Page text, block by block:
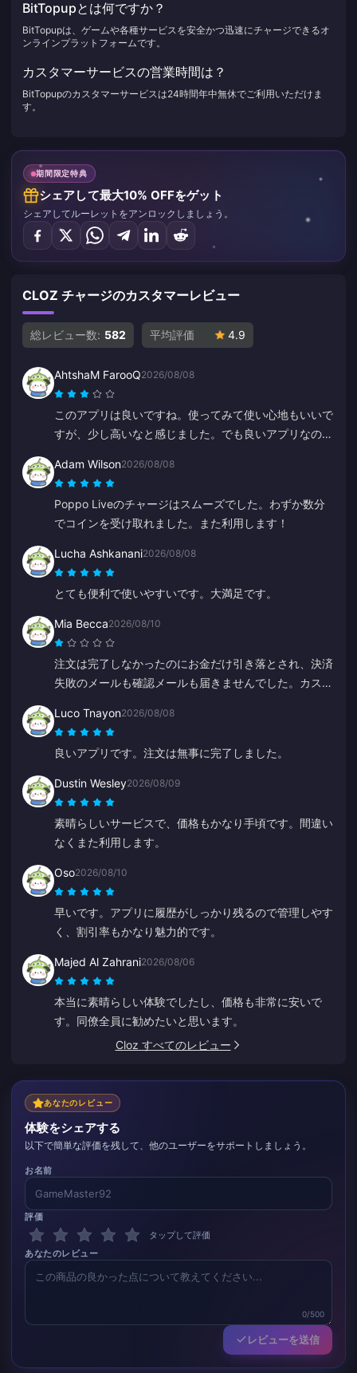
BitTopupとは何ですか？
BitTopupは、ゲームや各種サービスを安全かつ迅速にチャージできるオ
ンラインプラットフォームです。
カスタマーサービスの営業時間は？
BitTopupのカスタマーサービスは24時間年中無休でご利用いただけま
す。
期間限定特典
シェアして最大10% OFFをゲット
シェアしてルーレットをアンロックしましょう。
CLOZ チャージのカスタマーレビュー
総レビュー数: 582 平均評価 4.9
AhtshaM FarooQ2026/08/08
このアプリは良いですね。使ってみて使い心地もいいで
すが、少し高いなと感じました。でも良いアプリなの
す。
Adam Wilson2026/08/08
Poppo Liveのチャージはスムーズでした。わずか数分
でコインを受け取れました。また利用します！
Lucha Ashkanani2026/08/08
とても便利で使いやすいです。大満足です。
Mia Becca2026/08/10
注文は完了しなかったのにお金だけ引き落とされ、決済
失敗のメールも確認メールも届きませんでした。カスタ
で、おそらくボットだったのだと思います。
Luco Tnayon2026/08/08
良いアプリです。注文は無事に完了しました。
Dustin Wesley2026/08/09
素晴らしいサービスで、価格もかなり手頃です。間違い
なくまた利用します。
Oso2026/08/10
早いです。アプリに履歴がしっかり残るので管理しやす
く、割引率もかなり魅力的です。
Majed Al Zahrani2026/08/06
本当に素晴らしい体験でしたし、価格も非常に安いで
す。同僚全員に勧めたいと思います。
Cloz すべてのレビュー
あなたのレビュー
体験をシェアする
以下で簡単な評価を残して、他のユーザーをサポートしましょう。
お名前
評価
タップして評価
あなたのレビュー
0/500
レビューを送信